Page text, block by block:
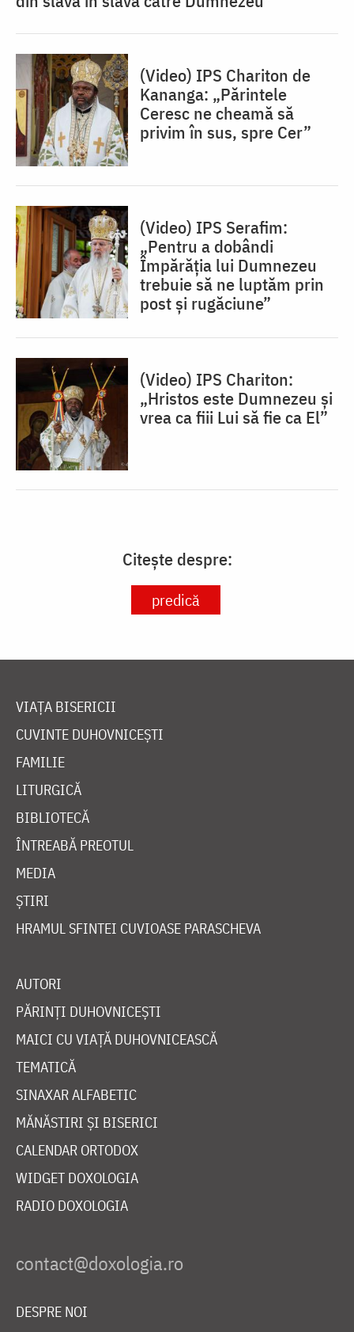
(Video) IPS Chariton de
Kananga: „Părintele
Ceresc ne cheamă să
privim în sus, spre Cer”
(Video) IPS Serafim:
„Pentru a dobândi
Împărăția lui Dumnezeu
trebuie să ne luptăm prin
post și rugăciune”
(Video) IPS Chariton:
„Hristos este Dumnezeu și
vrea ca fiii Lui să fie ca El”
Citește despre:
predică
VIAȚA BISERICII
CUVINTE DUHOVNICEȘTI
FAMILIE
LITURGICĂ
BIBLIOTECĂ
ÎNTREABĂ PREOTUL
MEDIA
ȘTIRI
HRAMUL SFINTEI CUVIOASE PARASCHEVA
AUTORI
PĂRINȚI DUHOVNICEȘTI
MAICI CU VIAȚĂ DUHOVNICEASCĂ
TEMATICĂ
SINAXAR ALFABETIC
MĂNĂSTIRI ȘI BISERICI
CALENDAR ORTODOX
WIDGET DOXOLOGIA
RADIO DOXOLOGIA
DESPRE NOI